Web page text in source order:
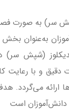
سر) به صورت
به‌عنوان بخش
(شپش سر)
دقیق و با
ارائه می‌گردد.
است